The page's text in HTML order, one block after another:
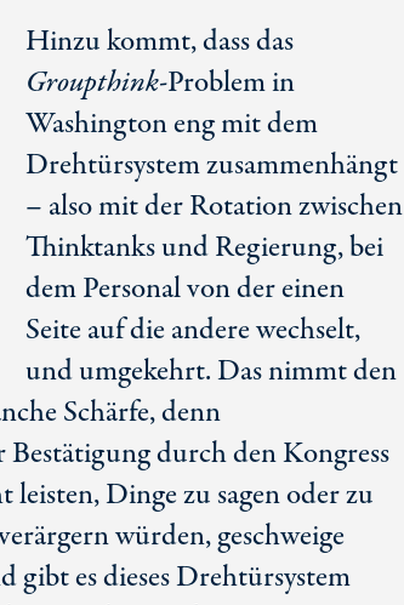
Hinzu kommt, dass das
Groupthink-Problem in
Washington eng mit dem
Drehtürsystem zusammenhängt
– also mit der Rotation zwischen
Thinktanks und Regierung, bei
dem Personal von der einen
Seite auf die andere wechselt,
und umgekehrt. Das nimmt den
Schärfe, denn
durch den Kongress
leisten, Dinge zu sagen oder zu
würden, geschweige
gibt es dieses Drehtürsystem